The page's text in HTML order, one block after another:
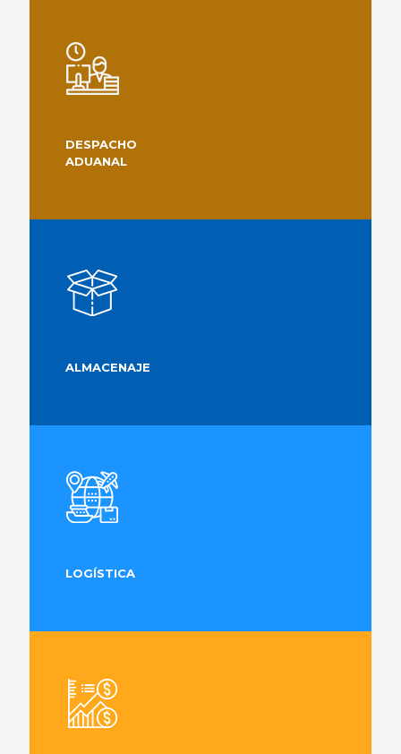
DESPACHO
ADUANAL
ALMACENAJE
LOGÍSTICA